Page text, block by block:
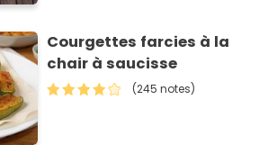
Courgettes farcies à la
chair à saucisse
(245 notes)